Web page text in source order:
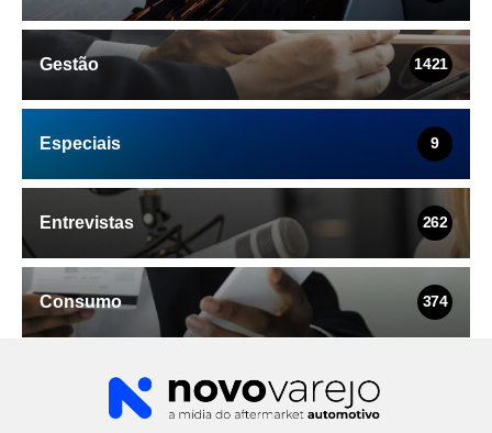
Gestão 1421
Especiais 9
Entrevistas 262
Consumo 374